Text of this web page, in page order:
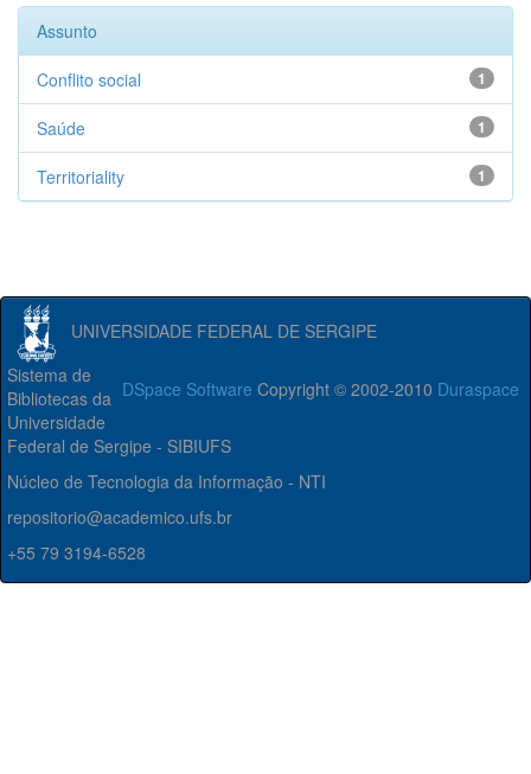
Assunto
1
Conflito social
1
Saúde
1
Territoriality
UNIVERSIDADE FEDERAL DE SERGIPE
DSpace Software Copyright © 2002-2010 Duraspace
Sistema de
Bibliotecas da
Universidade
Federal de Sergipe - SIBIUFS
Núcleo de Tecnologia da Informação - NTI
repositorio@academico.ufs.br
+55 79 3194-6528